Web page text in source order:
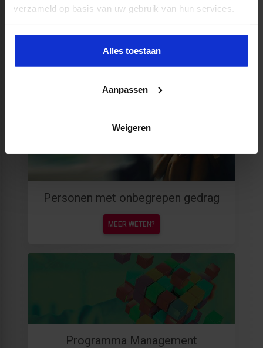
verzameld op basis van uw gebruik van hun services.
Alles toestaan
Aanpassen
Weigeren
zorg
Personen met onbegrepen gedrag
MEER WETEN?
Programma Management